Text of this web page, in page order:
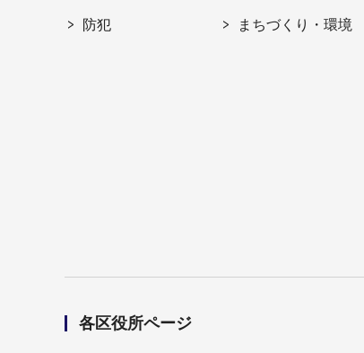
防犯 まちづくり・環境
各区役所ページ